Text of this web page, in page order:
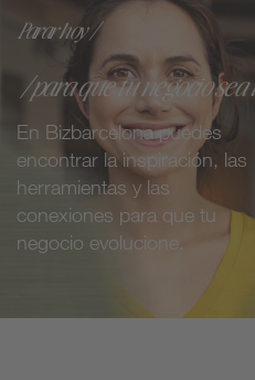
Parar hoy /
/para que tu negocio
En Bizbarcelona puedes
encontrar la inspiración, las
herramientas y las
conexiones para que tu
negocio evolucione.